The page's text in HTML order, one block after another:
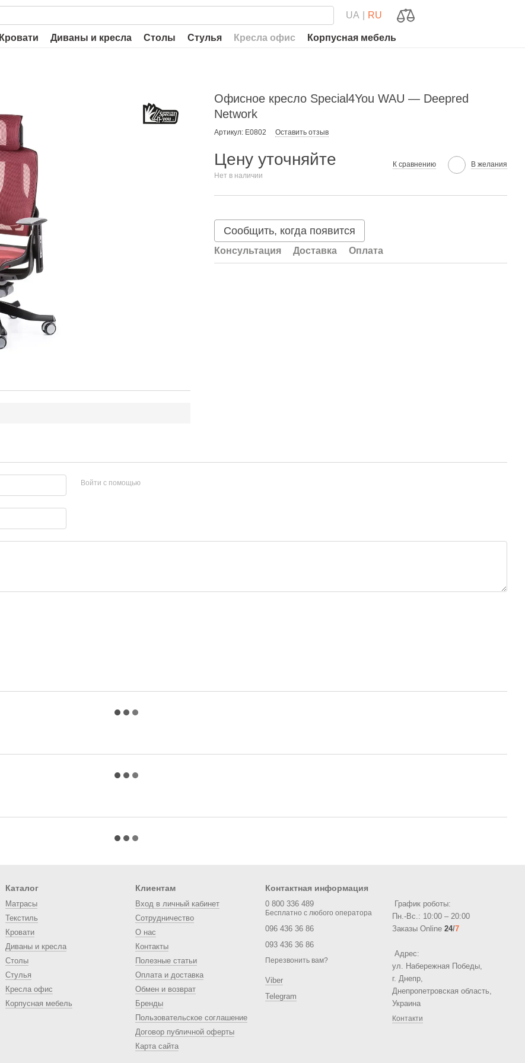
UA RU
Кровати Диваны и кресла Столы Стулья Кресла офис Корпусная мебель
Офисное кресло Special4You WAU — Deepred
Network
Артикул: E0802 Оставить отзыв
Цену уточняйте
Нет в наличии
К сравнению В желания
Сообщить, когда появится
Консультация Доставка Оплата
Войти с помощью
Каталог
Матрасы
Текстиль
Кровати
Диваны и кресла
Столы
Стулья
Кресла офис
Корпусная мебель
Клиентам
Вход в личный кабинет
Сотрудничество
О нас
Контакты
Полезные статьи
Оплата и доставка
Обмен и возврат
Бренды
Пользовательское соглашение
Договор публичной оферты
Карта сайта
Контактная информация
0 800 336 489
096 436 36 86
093 436 36 86
Перезвонить вам?
Viber
Telegram
График роботы:
Пн.-Вс.: 10:00 – 20:00
Заказы Online 24/7
Адрес:
ул. Набережная Победы,
г. Днепр,
Днепропетровская область,
Украина
Контакти